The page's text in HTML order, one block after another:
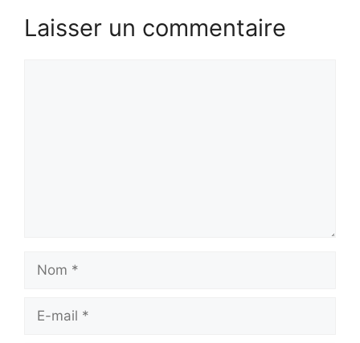
Laisser un commentaire
Nom